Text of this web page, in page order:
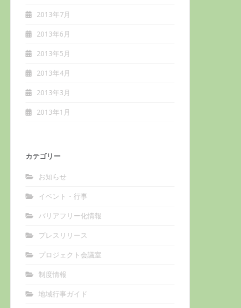
2013年7月
2013年6月
2013年5月
2013年4月
2013年3月
2013年1月
カテゴリー
お知らせ
イベント・行事
バリアフリー化情報
プレスリリース
プロジェクト会議室
制度情報
地域行事ガイド